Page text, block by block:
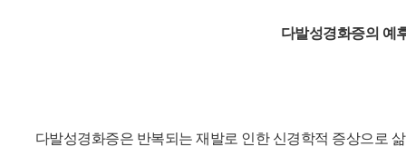
다발성경화증의 예
다발성경화증은 반복되는 재발로 인한 신경학적 증상으로